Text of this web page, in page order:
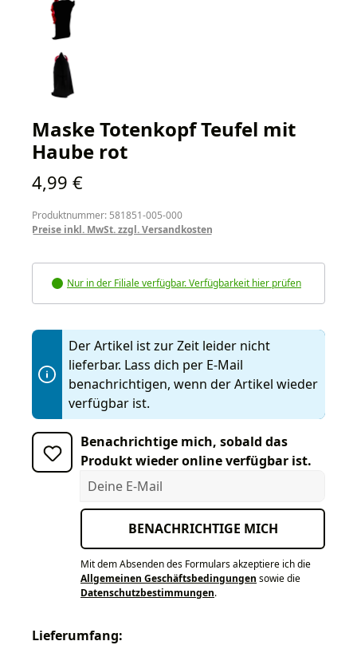
Maske Totenkopf Teufel mit
Haube rot
Regulärer Preis:
4,99 €
Produktnummer: 581851-005-000
Preise inkl. MwSt. zzgl. Versandkosten
Nur in der Filiale verfügbar. Verfügbarkeit hier prüfen
Der Artikel ist zur Zeit leider nicht
lieferbar. Lass dich per E-Mail
benachrichtigen, wenn der Artikel wieder
verfügbar ist.
Benachrichtige mich, sobald das
Produkt wieder online verfügbar ist.
Deine E-Mail
BENACHRICHTIGE MICH
Mit dem Absenden des Formulars akzeptiere ich die
Allgemeinen Geschäftsbedingungen sowie die
Datenschutzbestimmungen.
Lieferumfang: